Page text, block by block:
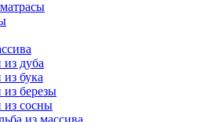
дуба
бука
березы
из сосны
из массива